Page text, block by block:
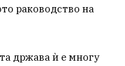
раководство на
држава ѝ е многу